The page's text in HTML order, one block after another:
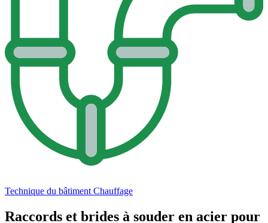
Technique du bâtiment Chauffage
Raccords et brides à souder en acier pour